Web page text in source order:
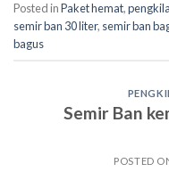
Posted inPaket hemat,
semir ban 30 liter, semir ban
bagus
Semir Ban
POSTED